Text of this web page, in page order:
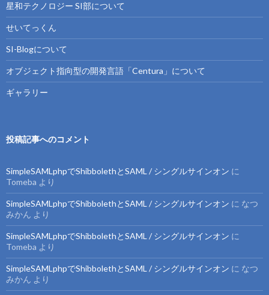
星和テクノロジー SI部について
せいてっくん
SI-Blogについて
オブジェクト指向型の開発言語「Centura」について
ギャラリー
投稿記事へのコメント
SimpleSAMLphpでShibbolethとSAML / シングルサインオン に
Tomeba より
SimpleSAMLphpでShibbolethとSAML / シングルサインオン に なつ
みかん より
SimpleSAMLphpでShibbolethとSAML / シングルサインオン に
Tomeba より
SimpleSAMLphpでShibbolethとSAML / シングルサインオン に なつ
みかん より